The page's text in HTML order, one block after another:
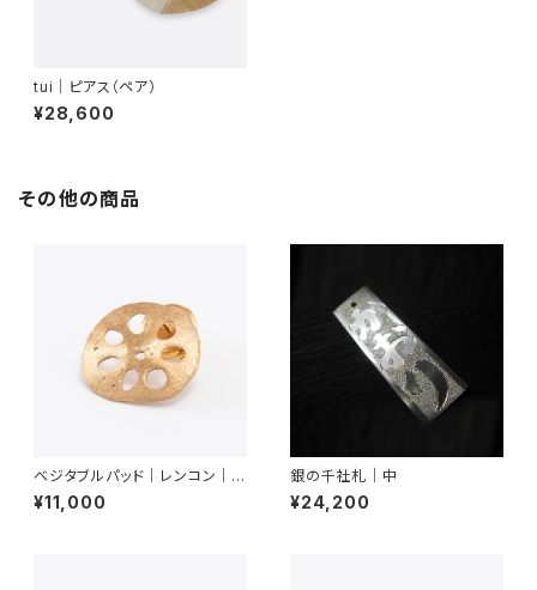
tui｜ピアス（ペア）
¥28,600
その他の商品
ベジタブルパッド｜レンコン｜ピ
ンブローチ
¥11,000
銀の千社札｜中
¥24,200